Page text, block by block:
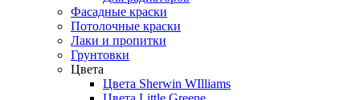
Фасадные краски
Потолочные краски
Лаки и пропитки
Грунтовки
Цвета
Цвета Sherwin WIlliams